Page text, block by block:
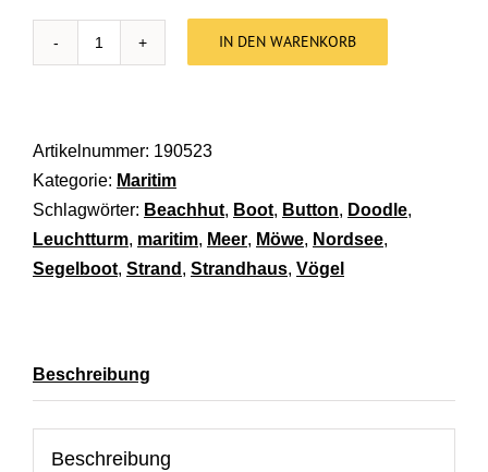
IN DEN WARENKORB
Artikelnummer: 190523
Kategorie: Maritim
Schlagwörter: Beachhut, Boot, Button, Doodle,
Leuchtturm, maritim, Meer, Möwe, Nordsee,
Segelboot, Strand , Strandhaus, Vögel
Beschreibung
Beschreibung